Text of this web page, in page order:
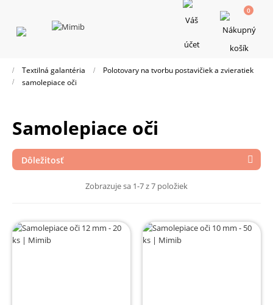
Toggle
navigation
0
Textilná galantéria
Polotovary na tvorbu postavičiek a zvieratiek
samolepiace oči
samolepiace oči
Dôležitosť 
Zobrazuje sa 1-7 z 7 položiek